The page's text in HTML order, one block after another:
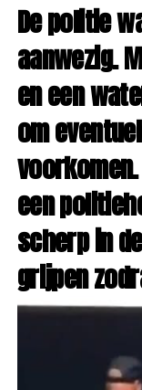
De politie
aanwezig.
en een
om
een
scherp in
grijpen